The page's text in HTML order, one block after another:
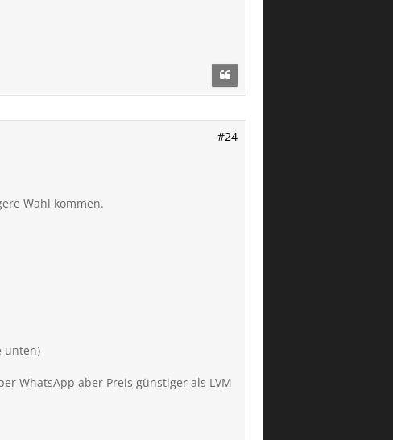
#24
Wahl kommen.
unten)
WhatsApp aber Preis günstiger als LVM